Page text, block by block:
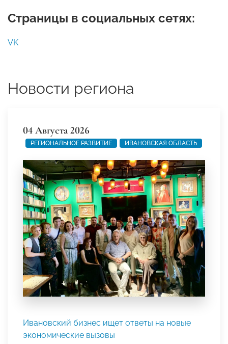
Страницы в социальных сетях:
VK
Новости региона
04 Августа 2026
РЕГИОНАЛЬНОЕ РАЗВИТИЕ ИВАНОВСКАЯ ОБЛАСТЬ
Ивановский бизнес ищет ответы на новые
экономические вызовы